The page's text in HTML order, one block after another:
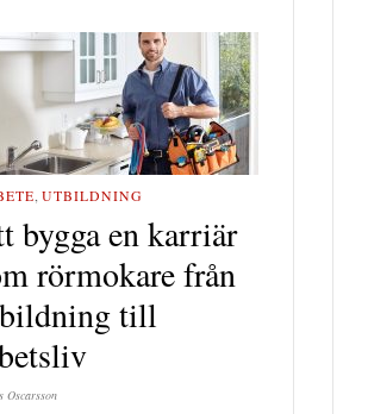
, UTBILDNING
bygga en karriär
rörmokare från
till
Oscarsson